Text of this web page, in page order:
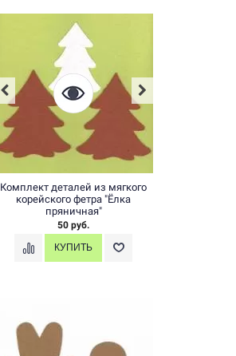
Комплект деталей из мягкого
корейского фетра "Ёлка
пряничная"
50 руб.